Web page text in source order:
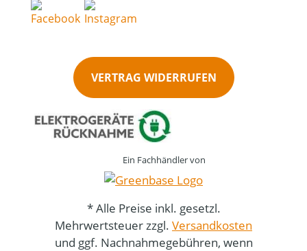
VERTRAG WIDERRUFEN
Ein Fachhändler von
* Alle Preise inkl. gesetzl.
Mehrwertsteuer zzgl. Versandkosten
und ggf. Nachnahmegebühren, wenn